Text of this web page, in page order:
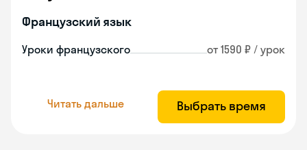
Французский язык
Уроки французского от 1590 ₽ / урок
Читать дальше Выбрать время